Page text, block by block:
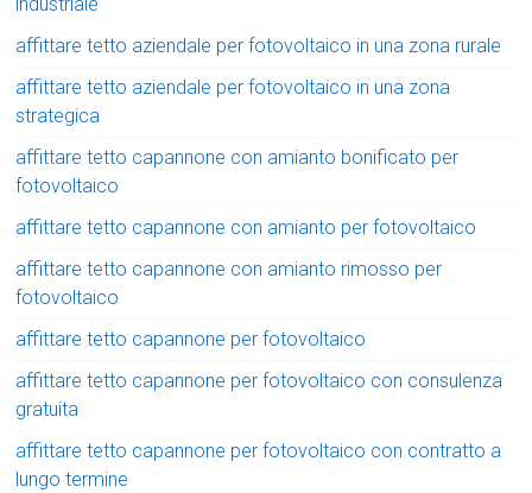
affittare tetto aziendale per fotovoltaico in una zona rurale
affittare tetto aziendale per fotovoltaico in una zona
strategica
affittare tetto capannone con amianto bonificato per
fotovoltaico
affittare tetto capannone con amianto per fotovoltaico
affittare tetto capannone con amianto rimosso per
fotovoltaico
affittare tetto capannone per fotovoltaico
affittare tetto capannone per fotovoltaico con consulenza
gratuita
affittare tetto capannone per fotovoltaico con contratto a
lungo termine